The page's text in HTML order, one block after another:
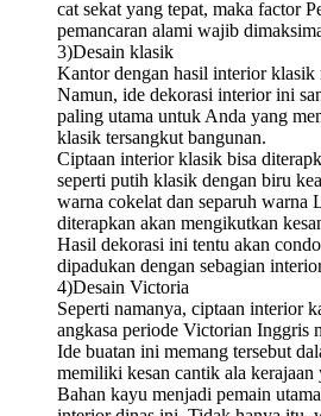
cat sekat yang tepat, maka factor
pemancaran alami wajib
3)Desain klasik
Kantor dengan hasil interior
Namun, ide dekorasi interior ini
paling utama untuk Anda yang
klasik tersangkut bangunan.
Ciptaan interior klasik bisa
seperti putih klasik dengan biru
warna cokelat dan separuh warna
diterapkan akan mengikutkan
Hasil dekorasi ini tentu akan
dipadukan dengan sebagian
4)Desain Victoria
Seperti namanya, ciptaan interior
angkasa periode Victorian Inggris
Ide buatan ini memang tersebut
memiliki kesan cantik ala
Bahan kayu menjadi pemain